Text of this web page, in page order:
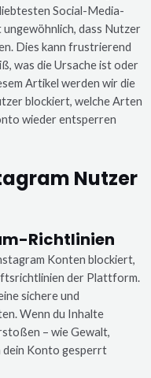
Social-Media-
dass Nutzer
Dies kann frustrierend
was die Ursache ist oder
Artikel werden wir die
blockiert, welche Arten
wieder entsperren
Nutzer
Richtlinien
Konten blockiert,
der Plattform.
sichere und
Wenn du Inhalte
– wie Gewalt,
dein Konto gesperrt